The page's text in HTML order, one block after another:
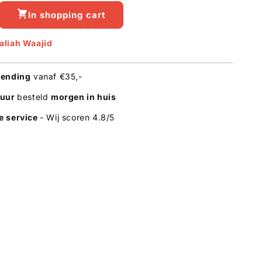
In shopping cart
Waajid
vanaf €35,-
besteld morgen in huis
service - Wij scoren 4.8/5